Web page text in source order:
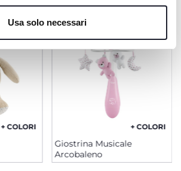
Usa solo necessari
+ COLORI + COLORI
Giostrina Musicale
Arcobaleno